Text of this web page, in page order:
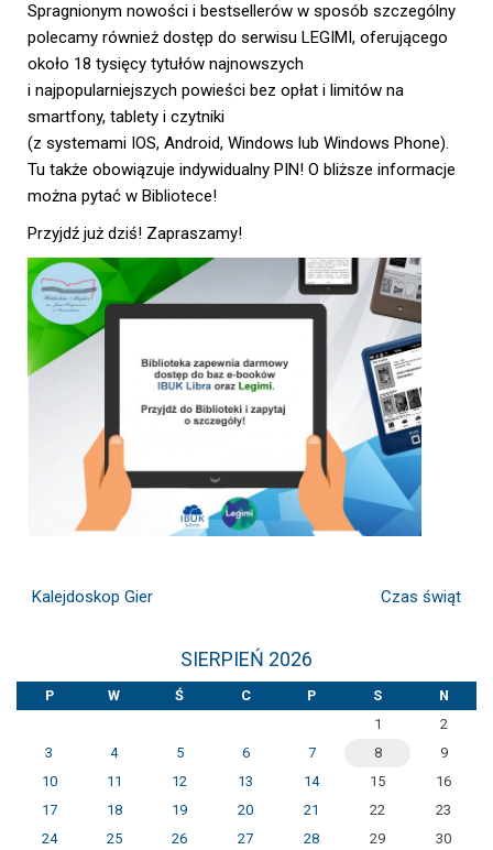
Spragnionym nowości i bestsellerów w sposób szczególny
polecamy również dostęp do serwisu LEGIMI, oferującego
około 18 tysięcy tytułów najnowszych
i najpopularniejszych powieści bez opłat i limitów na
smartfony, tablety i czytniki
(z systemami IOS, Android, Windows lub Windows Phone).
Tu także obowiązuje indywidualny PIN! O bliższe informacje
można pytać w Bibliotece!
Przyjdź już dziś! Zapraszamy!
Kalejdoskop Gier Czas świąt
SIERPIEŃ 2026
P W Ś C P S
N
1
2
3
4 5 6 7 8
9
10
11 12 13 14 15
16
17
18 19 20 21 22
23
24
25 26 27 28 29
30